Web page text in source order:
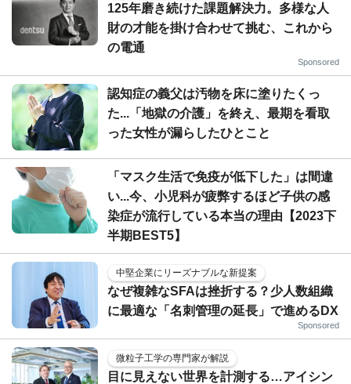
125年磨き続けた課題解決力。多様な人
財の才能を掛け合わせて挑む、これから
の電通
Sponsored
認知症の義父は汚物を床に塗りたくっ
た...「地獄の介護」を終え、最期を看取
った女性が漏らしたひとこと
「マスク生活で免疫が低下した」は間違
い...今、小児科が疲弊するほど子供の感
染症が流行している本当の理由【2023下
半期BEST5】
中堅企業にリーズナブルな新提案
なぜ複雑なSFAは挫折する？少人数組織
に最適な「名刺管理の延長」で進めるDX
Sponsored
微粒子工学の専門家が解説
目に見えない世界を計測する…アイシン